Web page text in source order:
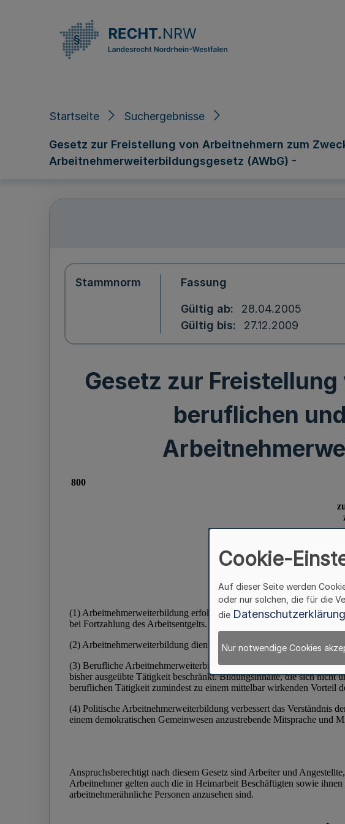
Startseite Suchergebnisse
Gesetz zur Freistellung von Arbeitnehmern zum
Arbeitnehmerweiterbildungsgesetz (AWbG) -
Stammnorm Fassung
Gültig ab
28.04.2005
Gültig bis
27.12.2009
Gesetz zur
beruflichen
Cookie-
Auf dieser Seite werden
oder nur solchen, die für die
die Datenschutzerklärung
Nur notwendige Cookies